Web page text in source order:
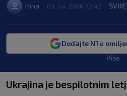
Hina 03. svi. 2026. 12:42
Dodajte N1 u
Više
Ukrajina je bespilotnim